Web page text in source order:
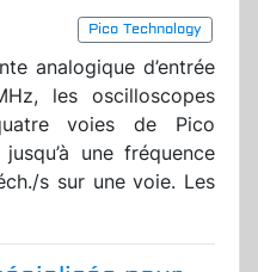
Pico Technology
analogique d’entrée
les oscilloscopes
voies de Pico
une fréquence
s sur une voie. Les